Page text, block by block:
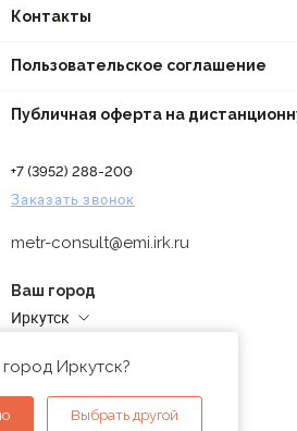
Контакты
Пользовательское соглашение
Публичная оферта на
+7 (3952) 288-200
Заказать звонок
metr-consult@emi.irk.ru
Ваш город
Иркутск
Иркутск?
Выбрать другой